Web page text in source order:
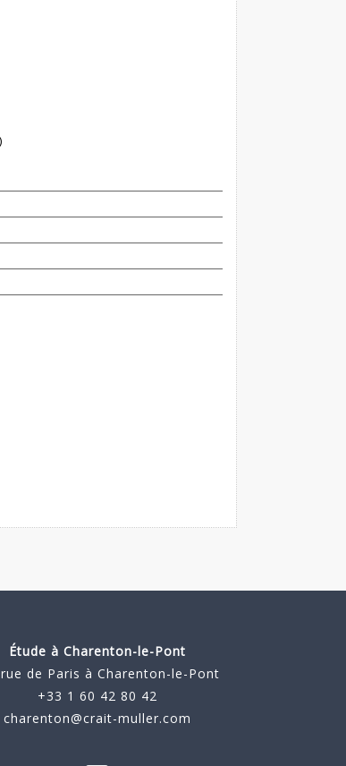
Étude àCharenton-le-Pont
de Paris à Charenton-le-Pont
+33 1 60 42 80 42
charenton@crait-muller.com